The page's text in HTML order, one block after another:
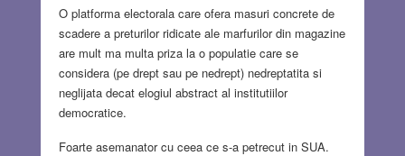
O platforma electorala care ofera masuri concrete de
scadere a preturilor ridicate ale marfurilor din magazine
are mult ma multa priza la o populatie care se
considera (pe drept sau pe nedrept) nedreptatita si
neglijata decat elogiul abstract al institutiilor
democratice.
Foarte asemanator cu ceea ce s-a petrecut in SUA.